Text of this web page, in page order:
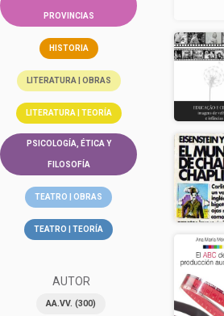
PROVINCIAS
HISTORIA
LITERATURA | OBRAS
LITERATURA | TEORÍA
PSICOLOGÍA, ÉTICA Y
FILOSOFÍA
TEATRO | OBRAS
TEATRO | TEORÍA
AUTOR
AA.VV. (300)